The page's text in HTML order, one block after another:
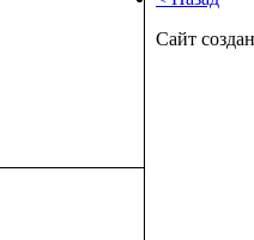
Сайт создан